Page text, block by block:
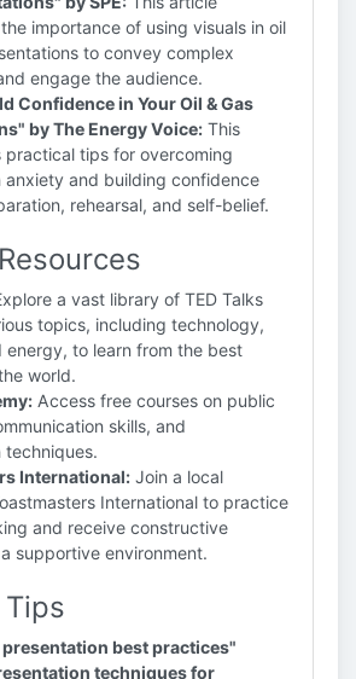
importance of using visuals in oil
to convey complex
engage the audience.
Confidence in Your Oil & Gas
by The Energy Voice: This
practical tips for overcoming
anxiety and building confidence
rehearsal, and self-belief.
a vast library of TED Talks
topics, including technology,
energy, to learn from the best
world.
Access free courses on public
skills, and
techniques.
International: Join a local
International to practice
and receive constructive
supportive environment.
best practices"
techniques for